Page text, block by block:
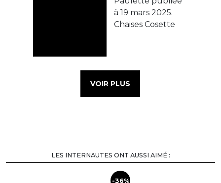
VOIR PLUS
LES INTERNAUTES ONT AUSSI AIMÉ :
-36%